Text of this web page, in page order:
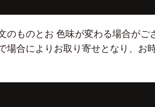
のものとお 色味が変わる場合がご
場合によりお取り寄せとなり、お